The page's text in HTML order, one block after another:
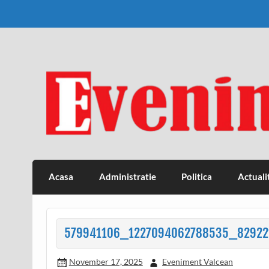
Eveniment Valcean
Acasa Administratie Politica
November 17, 2025 Eveniment Valcean